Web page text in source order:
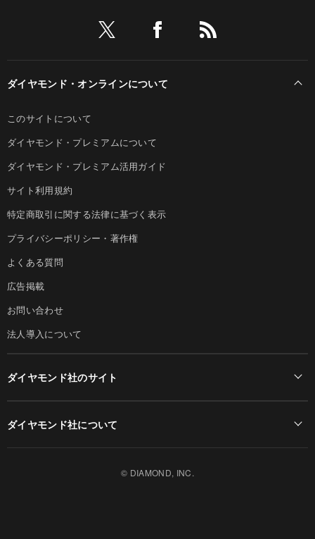
ダイヤモンド・オンラインについて
このサイトについて
ダイヤモンド・プレミアムについて
ダイヤモンド・プレミアム活用ガイド
サイト利用規約
特定商取引に関する法律に基づく表示
プライバシーポリシー・著作権
よくある質問
広告掲載
お問い合わせ
法人導入について
ダイヤモンド社のサイト
ダイヤモンド社について
© DIAMOND, INC.